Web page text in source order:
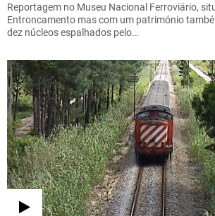
Reportagem no Museu Nacional Ferroviário,
Entroncamento mas com um património
dez núcleos espalhados pelo…